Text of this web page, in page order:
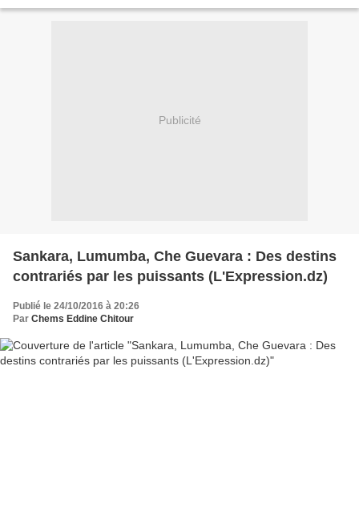
Publicité
Sankara, Lumumba, Che Guevara : Des destins
contrariés par les puissants (L'Expression.dz)
Publié le 24/10/2016 à 20:26
Par Chems Eddine Chitour